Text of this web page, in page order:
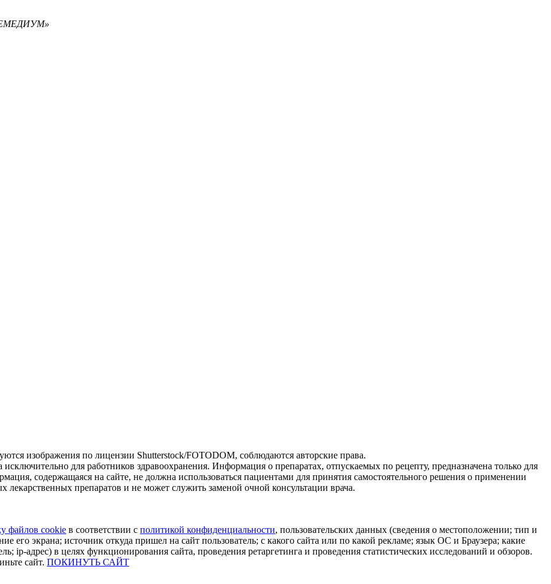
изображения по лицензии Shutterstock/FOTODOM, соблюдаются авторские права.
для работников здравоохранения. Информация о препаратах, отпускаемых по рецепту, предназначена только для
содержащаяся на сайте, не должна использоваться пациентами для принятия самостоятельного решения о применении
лекарственных препаратов и не может служить заменой очной консультации врача.
файлов cookie в соответствии с политикой конфиденциальности, пользовательских данных (сведения о местоположении; тип и
его экрана; источник откуда пришел на сайт пользователь; с какого сайта или по какой рекламе; язык ОС и Браузера; какие
ip-адрес) в целях функционирования сайта, проведения ретаргетинга и проведения статистических исследований и обзоров.
сайт. ПОКИНУТЬ САЙТ